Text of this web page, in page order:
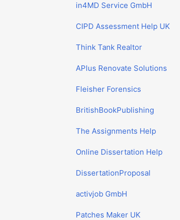
in4MD Service GmbH
CIPD Assessment Help UK
Think Tank Realtor
APlus Renovate Solutions
Fleisher Forensics
BritishBookPublishing
The Assignments Help
Online Dissertation Help
DissertationProposal
activjob GmbH
Patches Maker UK